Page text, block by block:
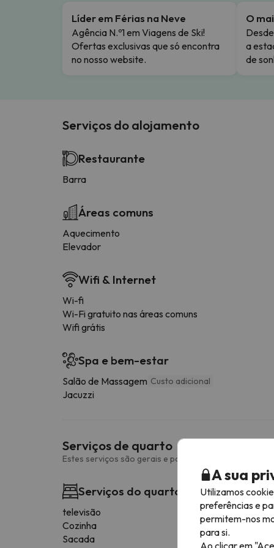
Líder em Férias na Neve
Agência N.º1 em Viagens de Ski!
Ofertas exclusivas que só encontra
no nosso website.
O
a
de
Serviços do alojamento
Restaurante
Barra
Áreas comuns
Aquecimento
Elevador
Wifi & Internet
Wi-fi
Wi-Fi gratuito nas áreas comuns
Wifi grátis
Spa e bem-estar
Salão de Massagem Custo adicional
Jacuzzi
Serviços de quarto
Estes serviços são gerais e podem variar consoante
Serviços do quarto
televisão
Cozinha
Sacada
A sua
Utilizamos
preferências e
permitem-nos
para si.
Ao clicar em